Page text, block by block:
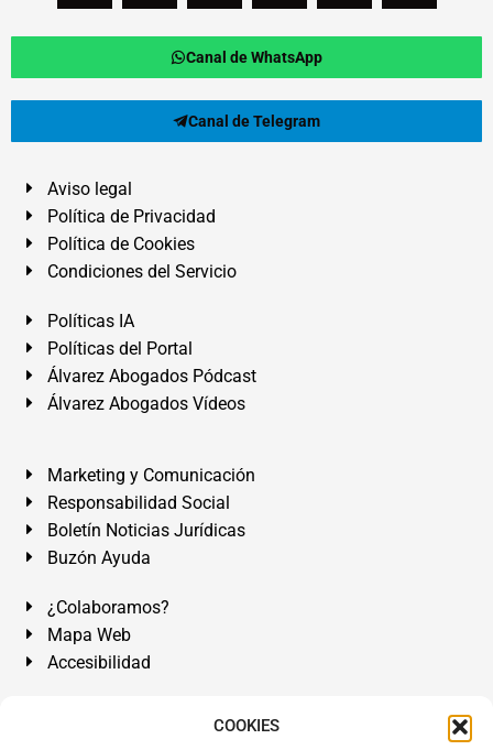
COOKIES
Canal de WhatsApp
Canal de Telegram
Aviso legal
Política de Privacidad
Política de Cookies
Condiciones del Servicio
Políticas IA
Políticas del Portal
Álvarez Abogados Pódcast
Álvarez Abogados Vídeos
Marketing y Comunicación
Responsabilidad Social
Boletín Noticias Jurídicas
Buzón Ayuda
¿Colaboramos?
Mapa Web
Accesibilidad
Álvarez Abogados Tenerife:Calle Teobaldo Power Nº 7,